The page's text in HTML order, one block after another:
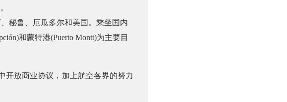
秘鲁、厄瓜多尔和美国。乘坐国内
和蒙特港(Puerto Montt)为主要目
开放商业协议，加上航空各界的努力